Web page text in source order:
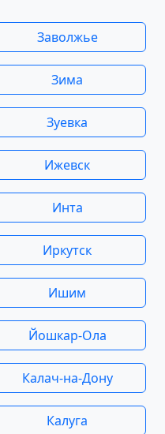
Заволжье
Зима
Зуевка
Ижевск
Инта
Иркутск
Ишим
Йошкар-Ола
Калач-на-Дону
Калуга